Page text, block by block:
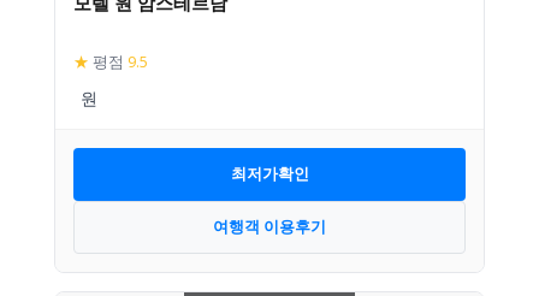
★ 평점 9.5
최저가확인
여행객 이용후기